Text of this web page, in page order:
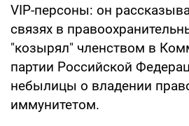
VIP-персоны: он
связях в
"козырял" членством в
партии Российской
небылицы о владении
иммунитетом.